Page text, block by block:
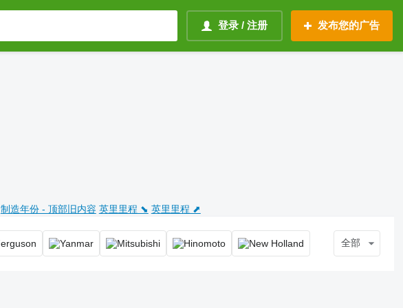
登录 / 注册 发布您的广告
制造年份 - 顶部旧内容 英里里程 ⬊ 英里里程 ⬈
全部